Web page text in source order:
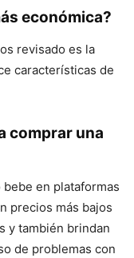
económica?
revisado es la
características de
comprar una
en plataformas
precios más bajos
y también brindan
de problemas con